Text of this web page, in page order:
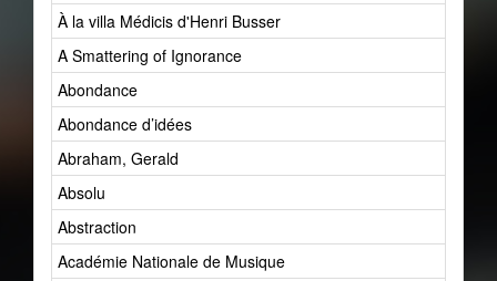
À la villa Médicis d'Henri Busser
A Smattering of Ignorance
Abondance
Abondance d’idées
Abraham, Gerald
Absolu
Abstraction
Académie Nationale de Musique